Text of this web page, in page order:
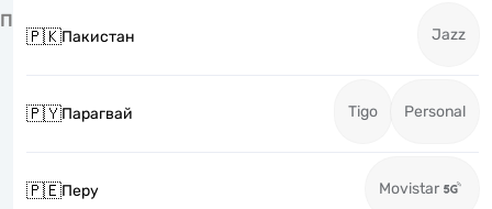
П
🇵🇰Пакистан Jazz
🇵🇾Парагвай Tigo Personal
🇵🇪Перу Movistar